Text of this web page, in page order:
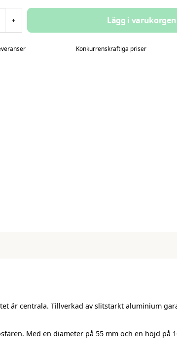
+ Lägg i varukorgen
Konkurrenskraftiga priser
är centrala. Tillverkad av slitstarkt aluminium
Med en diameter på 55 mm och en höjd på